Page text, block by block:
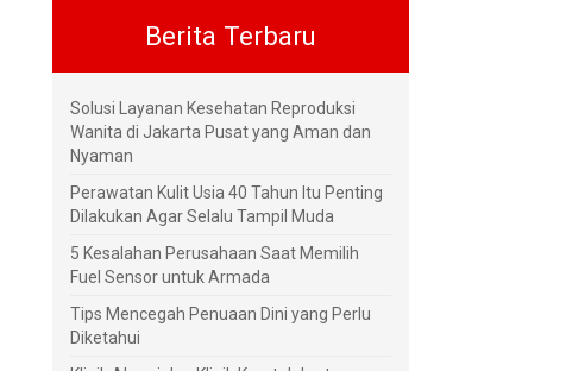
Berita Terbaru
Solusi Layanan Kesehatan Reproduksi
Wanita di Jakarta Pusat yang Aman dan
Nyaman
Perawatan Kulit Usia 40 Tahun Itu Penting
Dilakukan Agar Selalu Tampil Muda
5 Kesalahan Perusahaan Saat Memilih
Fuel Sensor untuk Armada
Tips Mencegah Penuaan Dini yang Perlu
Diketahui